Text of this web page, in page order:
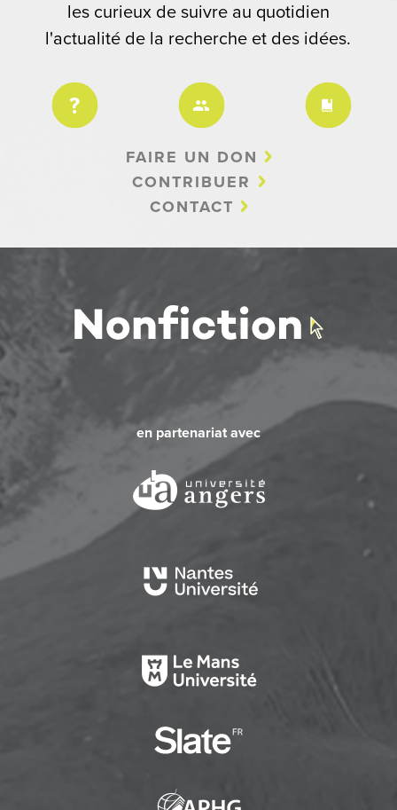
les curieux de suivre au quotidien
l'actualité de la recherche et des idées.
FAIRE UN DON
CONTRIBUER
CONTACT
en partenariat avec